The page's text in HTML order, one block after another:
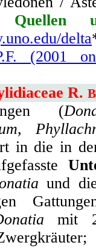
Quellen
delta
(2001
R.
(
,
in die in
und
mit 2